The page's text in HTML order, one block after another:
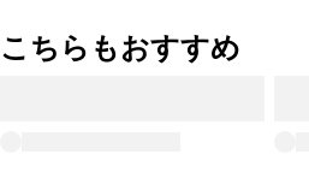
こちらもおすすめ